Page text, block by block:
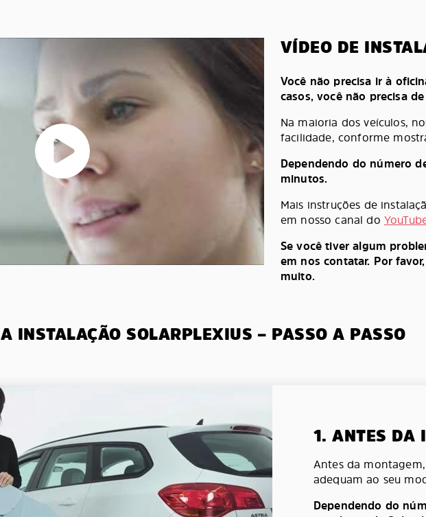
VÍDEO DE
Você não precisa ir à
casos, você não precisa
Na maioria dos veículos,
facilidade, conforme
Dependendo do número
minutos.
Mais instruções de
em nosso canal do
Se você tiver algum
em nos contatar. Por
muito.
A INSTALAÇÃO SOLARPLEXIUS – PASSO A PASSO
1. ANTES DA
Antes da
adequam ao seu
Dependendo do